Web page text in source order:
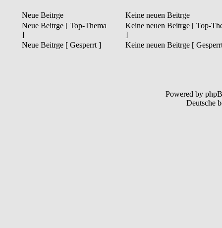
Neue Beitrge
Keine neuen Beitrge
Neue Beitrge [ Top-Thema
]
Keine neuen Beitrge [ Top-
]
Neue Beitrge [ Gesperrt ]
Keine neuen Beitrge [
Powered by
Deutsche